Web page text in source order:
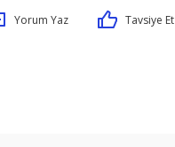
Yorum Yaz Tavsiye Et